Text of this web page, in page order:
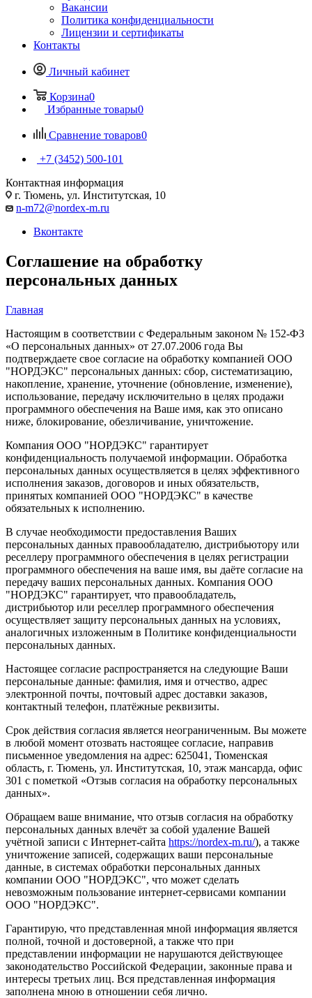
Вакансии
Политика конфиденциальности
Лицензии и сертификаты
Контакты
Личный кабинет
Корзина0
Избранные товары0
Сравнение товаров0
+7 (3452) 500-101
Контактная информация
г. Тюмень, ул. Институтская, 10
n-m72@nordex-m.ru
Вконтакте
Соглашение на обработку
персональных данных
Главная
Настоящим в соответствии с Федеральным законом № 152-ФЗ
«О персональных данных» от 27.07.2006 года Вы
подтверждаете свое согласие на обработку компанией ООО
"НОРДЭКС" персональных данных: сбор, систематизацию,
накопление, хранение, уточнение (обновление, изменение),
использование, передачу исключительно в целях продажи
программного обеспечения на Ваше имя, как это описано
ниже, блокирование, обезличивание, уничтожение.
Компания ООО "НОРДЭКС" гарантирует
конфиденциальность получаемой информации. Обработка
персональных данных осуществляется в целях эффективного
исполнения заказов, договоров и иных обязательств,
принятых компанией ООО "НОРДЭКС" в качестве
обязательных к исполнению.
В случае необходимости предоставления Ваших
персональных данных правообладателю, дистрибьютору или
реселлеру программного обеспечения в целях регистрации
программного обеспечения на ваше имя, вы даёте согласие на
передачу ваших персональных данных. Компания ООО
"НОРДЭКС" гарантирует, что правообладатель,
дистрибьютор или реселлер программного обеспечения
осуществляет защиту персональных данных на условиях,
аналогичных изложенным в Политике конфиденциальности
персональных данных.
Настоящее согласие распространяется на следующие Ваши
персональные данные: фамилия, имя и отчество, адрес
электронной почты, почтовый адрес доставки заказов,
контактный телефон, платёжные реквизиты.
Срок действия согласия является неограниченным. Вы можете
в любой момент отозвать настоящее согласие, направив
письменное уведомления на адрес: 625041, Тюменская
область, г. Тюмень, ул. Институтская, 10, этаж мансарда, офис
301 с пометкой «Отзыв согласия на обработку персональных
данных».
Обращаем ваше внимание, что отзыв согласия на обработку
персональных данных влечёт за собой удаление Вашей
учётной записи с Интернет-сайта https://nordex-m.ru/), а также
уничтожение записей, содержащих ваши персональные
данные, в системах обработки персональных данных
компании ООО "НОРДЭКС", что может сделать
невозможным пользование интернет-сервисами компании
ООО "НОРДЭКС".
Гарантирую, что представленная мной информация является
полной, точной и достоверной, а также что при
представлении информации не нарушаются действующее
законодательство Российской Федерации, законные права и
интересы третьих лиц. Вся представленная информация
заполнена мною в отношении себя лично.